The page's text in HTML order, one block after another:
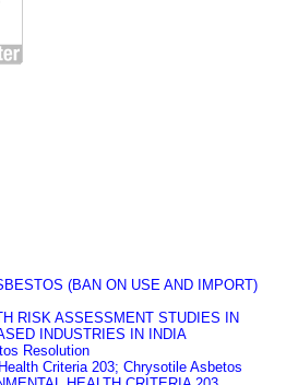
(BAN ON USE AND IMPORT)
RISK ASSESSMENT STUDIES IN
INDUSTRIES IN INDIA
Resolution
Criteria 203; Chrysotile Asbetos